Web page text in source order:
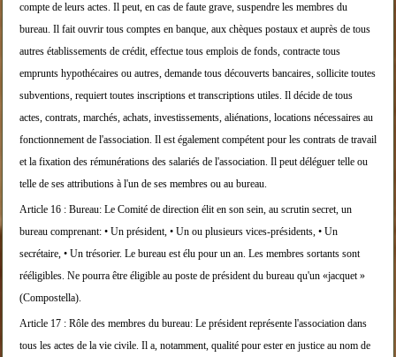
compte de leurs actes. Il peut, en cas de faute grave, suspendre les membres du
bureau. Il fait ouvrir tous comptes en banque, aux chèques postaux et auprès de tous
autres établissements de crédit, effectue tous emplois de fonds, contracte tous
emprunts hypothécaires ou autres, demande tous découverts bancaires, sollicite toutes
subventions, requiert toutes inscriptions et transcriptions utiles. Il décide de tous
actes, contrats, marchés, achats,investissements, aliénations, locations nécessaires au
fonctionnement de l'association. Il est également compétent pour les contrats de travail
et la fixation des rémunérations des salariés de l'association. Il peut déléguer telle ou
telle de ses attributionsà l'un de ses membres ou au bureau.
Article 16 : Bureau: Le Comité de direction élit en son sein, au scrutinsecret, un
bureau comprenant: • Un président, • Un ou plusieurs vices-présidents, • Un
secrétaire, • Un trésorier. Le bureau est élu pour un an. Les membres sortants sont
rééligibles. Ne pourra être éligible au poste de président du bureau qu'un «jacquet »
(Compostella).
Article 17 : Rôle des membres du bureau: Le président représente l'association dans
tous lesactes de la vie civile. Il a, notamment, qualité pour ester en justice au nom de